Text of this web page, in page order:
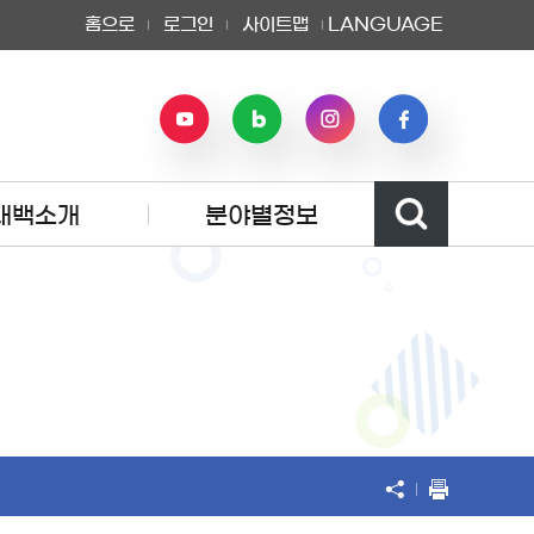
홈으로 로그인 사이트맵 LANGUAGE
백소개 분야별정보